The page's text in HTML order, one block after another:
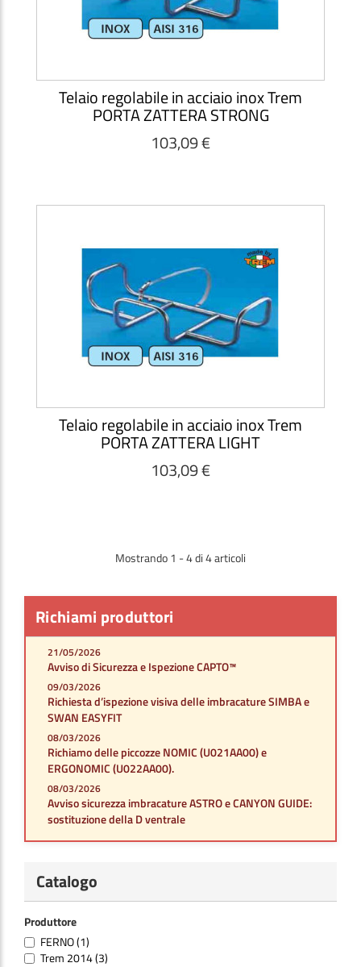
Richiami produttori
21/05/2026
Avviso di Sicurezza e Ispezione CAPTO™
09/03/2026
Richiesta d’ispezione visiva delle imbracature SIMBA e
SWAN EASYFIT
08/03/2026
Richiamo delle piccozze NOMIC (U021AA00) e
ERGONOMIC (U022AA00).
08/03/2026
Avviso sicurezza imbracature ASTRO e CANYON GUIDE:
sostituzione della D ventrale
Catalogo
Produttore
FERNO(1)
Trem 2014(3)
Telaio regolabile in acciaio inox Trem
PORTA ZATTERA STRONG
103,09 €
Telaio regolabile in acciaio inox Trem
PORTA ZATTERA LIGHT
103,09 €
Mostrando 1 - 4 di 4 articoli